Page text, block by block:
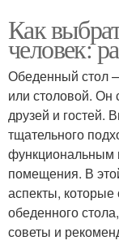
Как
человек:
Обеденный стол
или столовой. Он
друзей и гостей.
тщательного
функциональным
помещения. В
аспекты,
обеденного
советы и